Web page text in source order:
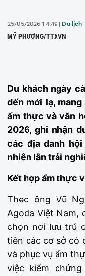
25/05/2026 14:49 | Du lịch
MỸ PHƯƠNG/TTXVN
Du khách ngày
đến mới lạ,
ẩm thực và văn
2026, ghi nhận
các địa danh
nhiên lẫn trải
Kết hợp ẩm thực
Theo ông Vũ
Agoda Việt Nam,
chọn nơi lưu trú
tiên các cơ sở có
và phục vụ ẩm
việc kiểm